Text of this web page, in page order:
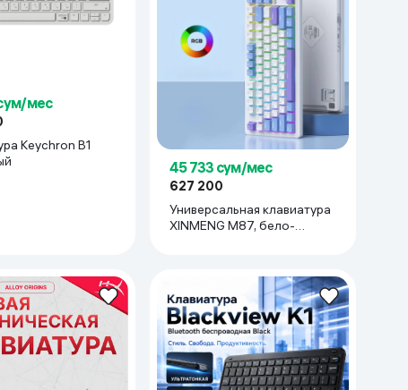
мес
Keychron B1
45 733 сум/мес
627 200
Универсальная клавиатура
XINMENG M87, бело-